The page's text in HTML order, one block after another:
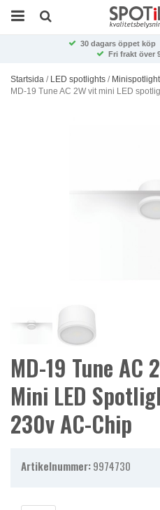
30 dagars öppet köp
Fri frakt över
Startsida / LED spotlights /
MD-19 Tune AC 2W vit mini LED
MD-19 Tune AC
Mini LED
230v AC-Chip
Artikelnummer:9974730